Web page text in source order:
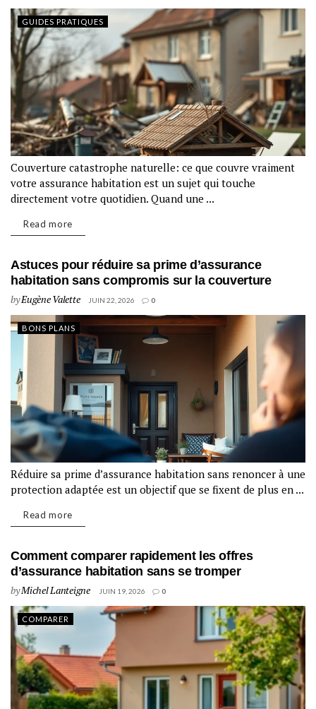
GUIDES PRATIQUES
Couverture catastrophe naturelle: ce que couvre vraiment
votre assurance habitation est un sujet qui touche
directement votre quotidien. Quand une ...
Read more
Astuces pour réduire sa prime d’assurance
habitation sans compromis sur la couverture
byEugène Valette JUIN 22, 2026 0
BONS PLANS
Réduire sa prime d’assurance habitation sans renoncer à une
protection adaptée est un objectif que se fixent de plus en ...
Read more
Comment comparer rapidement les offres
d’assurance habitation sans se tromper
byMichel Lanteigne JUIN 19, 2026 0
COMPARER